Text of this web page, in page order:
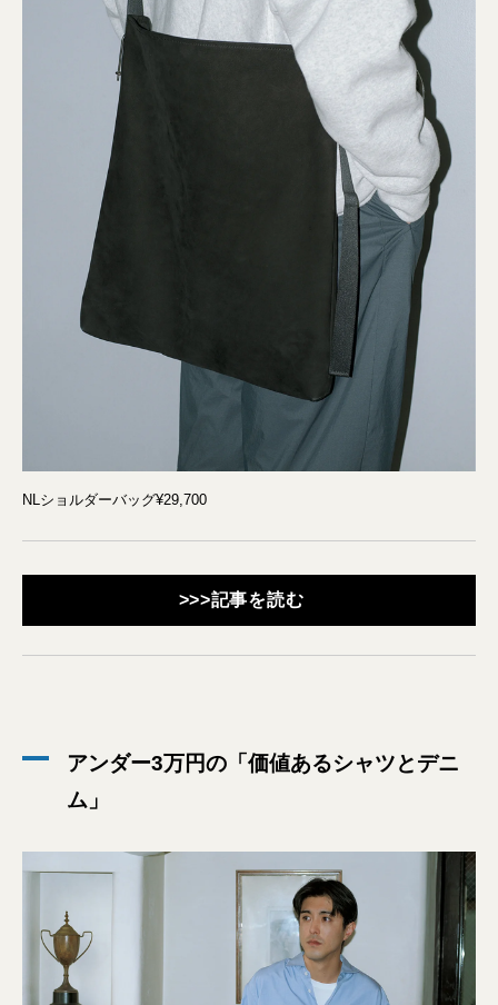
NLショルダーバッグ¥29,700
>>>記事を読む
アンダー3万円の「価値あるシャツとデニ
ム」